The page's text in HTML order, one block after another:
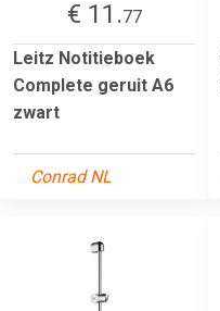
€ 11.77
Leitz Notitieboek
Complete geruit A6
zwart
Conrad NL